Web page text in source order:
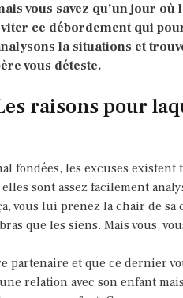
vous savez qu’un jour où
ce débordement qui
la situations et
vous déteste.
raisons pour
fondées, les excuses
elles sont assez facilement
vous lui prenez la chair de
que les siens. Mais vous,
et que ce dernier
relation avec son enfant